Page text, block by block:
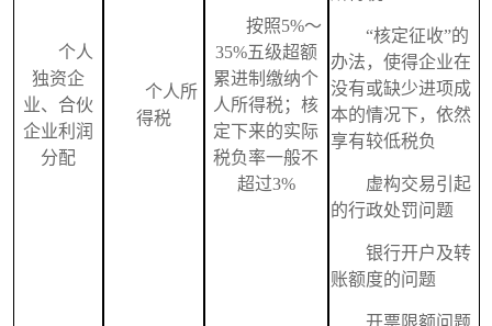
个人
独资企
业、 合伙
企业利润
分配
个人所
得税
按照5%～
35%五级超额
累进制 缴纳个
人所得税 ；核
定下来的实际
税负率一般不
超过3%
“核定征收”的
办法，使得企业在
没有或缺少进项成
本的情况下，依然
享有较低税负
虚构交易引起
的行政处罚问题
银行开户及转
账额度的问题
开票限额问题